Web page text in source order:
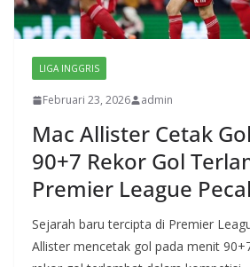
LIGA INGGRIS
Februari 23, 2026 admin
Mac Allister Cetak
90+7 Rekor Gol
Premier League
Sejarah baru tercipta di Premier
Allister mencetak gol pada menit